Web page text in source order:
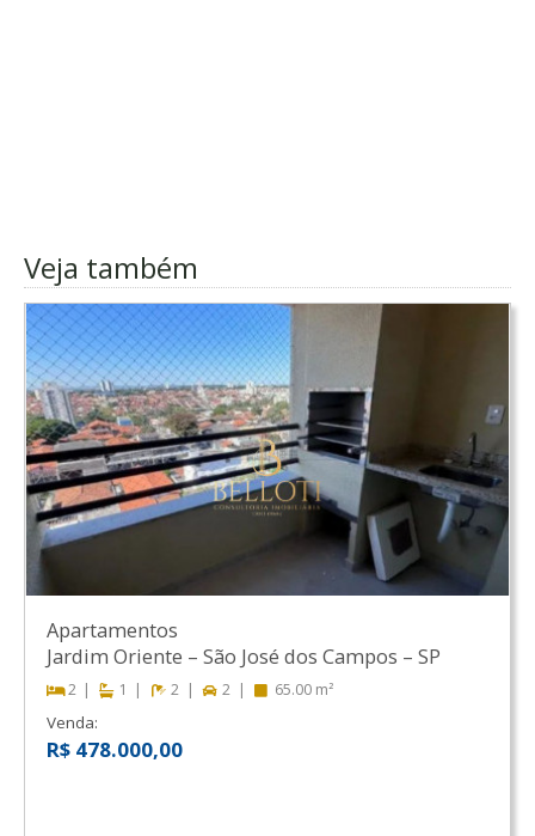
Veja também
Apartamentos
Jardim Oriente – São José dos Campos – SP
2 1 2 2 65.00 m²
Venda:
R$ 478.000,00